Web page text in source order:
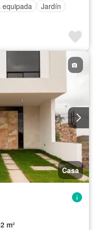
equipada
Jardín
Casa
m²